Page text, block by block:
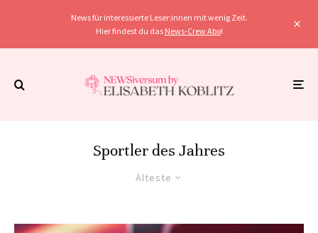
News für interessierte Leser:innen mit wenig Zeit.
Hier findest du das News-Crew Abo!
Sportler des Jahres
Älteste